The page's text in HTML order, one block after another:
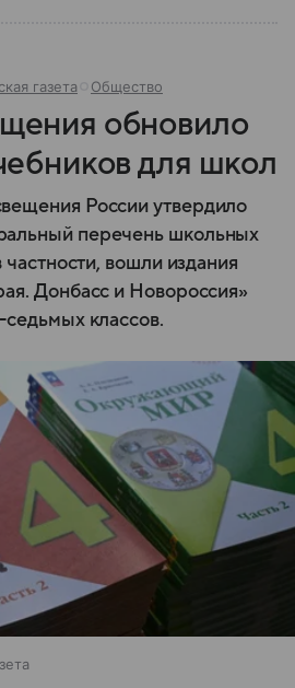
газета Общество
обновило
для школ
России утвердило
перечень школьных
вошли издания
Донбасс и Новороссия»
классов.